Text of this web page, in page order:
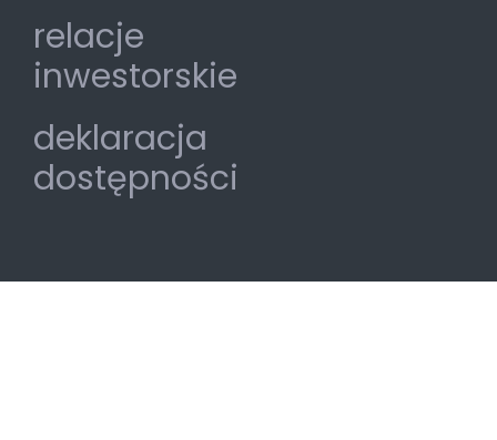
relacje
inwestorskie
deklaracja
dostępności